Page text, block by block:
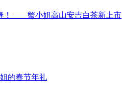
！——蟹小姐高山安吉白茶新上市
的春节年礼